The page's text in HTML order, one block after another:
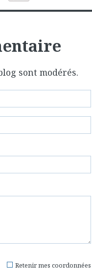
sont modérés.
Retenir mes coordonnées